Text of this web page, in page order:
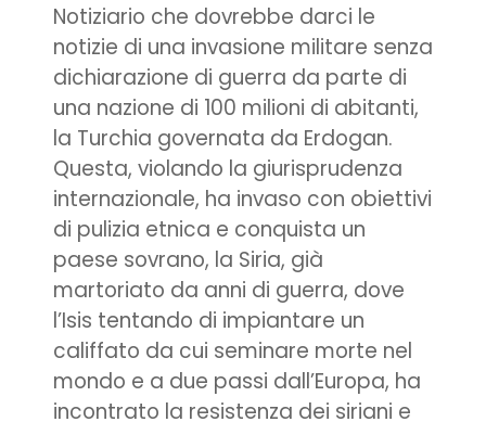
Notiziario che dovrebbe darci le
notizie di una invasione militare senza
dichiarazione di guerra da parte di
una nazione di 100 milioni di abitanti,
la Turchia governata da Erdogan.
Questa, violando la giurisprudenza
internazionale, ha invaso con obiettivi
di pulizia etnica e conquista un
paese sovrano, la Siria, già
martoriato da anni di guerra, dove
l’Isis tentando di impiantare un
califfato da cui seminare morte nel
mondo e a due passi dall’Europa, ha
incontrato la resistenza dei siriani e